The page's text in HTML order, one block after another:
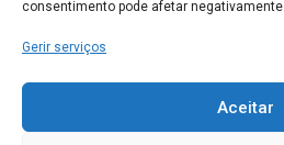
consentimento pode afetar
Gerir serviços
Aceitar